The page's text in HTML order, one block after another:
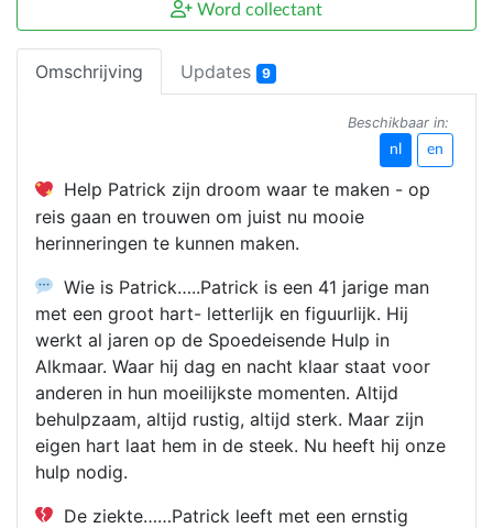
Word collectant
Omschrijving Updates 9
Beschikbaar in:
nl en
Help Patrick zijn droom waar te maken - op
reis gaan en trouwen om juist nu mooie
herinneringen te kunnen maken.
Wie is Patrick…..Patrick is een 41 jarige man
met een groot hart- letterlijk en figuurlijk. Hij
werkt al jaren op de Spoedeisende Hulp in
Alkmaar. Waar hij dag en nacht klaar staat voor
anderen in hun moeilijkste momenten. Altijd
behulpzaam, altijd rustig, altijd sterk. Maar zijn
eigen hart laat hem in de steek. Nu heeft hij onze
hulp nodig.
De ziekte……Patrick leeft met een ernstig